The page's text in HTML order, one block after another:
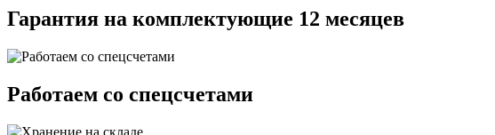
Гарантия на комплектующие 12 месяцев
Работаем со спецсчетами